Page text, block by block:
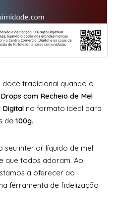
doce tradicional quando o
Drops com Recheio de Mel
Digital no formato ideal para
de 100g.
seu interior líquido de mel
que todos adoram. Ao
a oferecer ao
ferramenta de fidelização